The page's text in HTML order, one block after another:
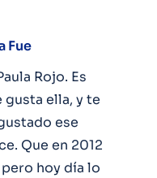
Fue
Rojo. Es
ella, y te
ese
Que en 2012
hoy día lo